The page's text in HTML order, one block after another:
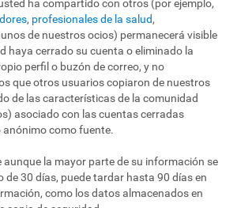
ha compartido con otros (por ejemplo,
, profesionales de la salud,
de nuestros ocios) permanecerá visible
haya cerrado su cuenta o eliminado la
perfil o buzón de correo, y no
que otros usuarios copiaron de nuestros
de las características de la comunidad
asociado con las cuentas cerradas
como fuente.
aunque la mayor parte de su información se
de 30 días, puede tardar hasta 90 días en
como los datos almacenados en